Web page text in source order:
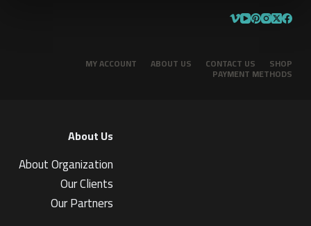
SHOP
CONTACT US
ABOUT US
MY ACCOUNT
PAYMENT METHODS
About Us
About Organization
Our Clients
Our Partners